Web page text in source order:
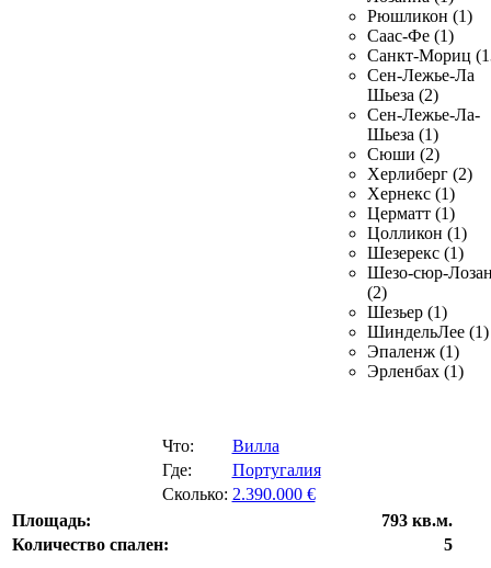
Рюшликон (1)
Саас-Фе (1)
Санкт-Мориц
Сен-Лежье-Ла
Шьеза (2)
Сен-Лежье-Ла-
Шьеза (1)
Сюши (2)
Херлиберг (2)
Хернекс (1)
Церматт (1)
Цолликон (1)
Шезерекс (1)
Шезо-сюр-
(2)
Шезьер (1)
ШиндельЛее (1)
Эпаленж (1)
Эрленбах (1)
Что:
Вилла
Где:
Португалия
Сколько: 2.390.000 €
Площадь:
793 кв.м.
Количество спален:
5